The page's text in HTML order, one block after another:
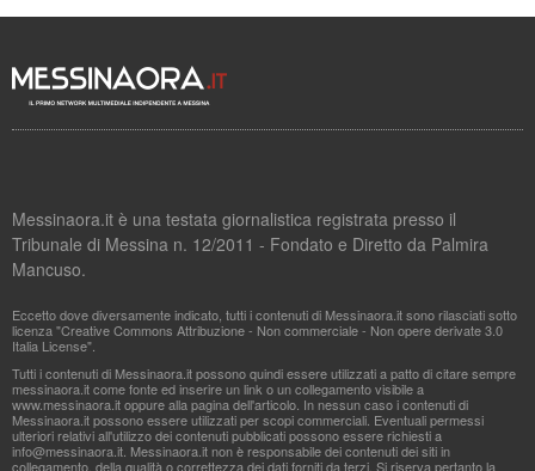
Messinaora.it è una testata giornalistica registrata presso il
Tribunale di Messina n. 12/2011 - Fondato e Diretto da Palmira
Mancuso.
Eccetto dove diversamente indicato, tutti i contenuti di Messinaora.it sono rilasciati sotto
licenza "Creative Commons Attribuzione - Non commerciale - Non opere derivate 3.0
Italia License".
Tutti i contenuti di Messinaora.it possono quindi essere utilizzati a patto di citare sempre
messinaora.it come fonte ed inserire un link o un collegamento visibile a
www.messinaora.it oppure alla pagina dell'articolo. In nessun caso i contenuti di
Messinaora.it possono essere utilizzati per scopi commerciali. Eventuali permessi
ulteriori relativi all'utilizzo dei contenuti pubblicati possono essere richiesti a
info@messinaora.it . Messinaora.it non è responsabile dei contenuti dei siti in
collegamento, della qualità o correttezza dei dati forniti da terzi. Si riserva pertanto la